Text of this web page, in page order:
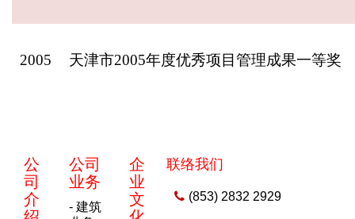
2005 天津市2005年度优秀项目管理成果一等奖
公
司
介
公司
业务
- 建筑
企
业
文
联络我们
(853) 2832 2929